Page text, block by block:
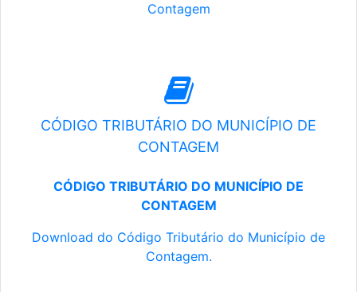
Contagem
CÓDIGO TRIBUTÁRIO DO MUNICÍPIO DE
CONTAGEM
CÓDIGO TRIBUTÁRIO DO MUNICÍPIO DE
CONTAGEM
Download do Código Tributário do Município de
Contagem.